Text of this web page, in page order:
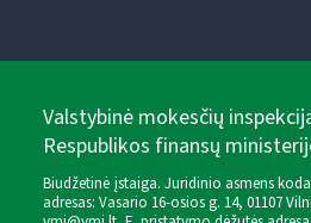
Valstybinė mokesčių
Respublikos finansų
Biudžetinė įstaiga. Juridinio asmens
adresas: Vasario 16-osios g. 14, 01107